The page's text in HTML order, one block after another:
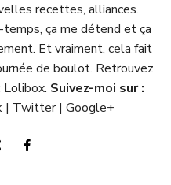
recettes, alliances.
ça me détend et ça
Et vraiment, cela fait
de boulot. Retrouvez
Lolibox. Suivez-moi sur :
| Twitter| Google+